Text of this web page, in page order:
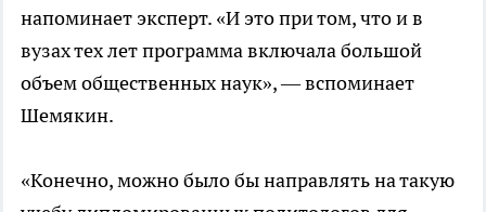
напоминает эксперт. «И это при том, что и в
вузах тех лет программа включала большой
объем общественных наук», — вспоминает
Шемякин.
«Конечно, можно было бы направлять на такую